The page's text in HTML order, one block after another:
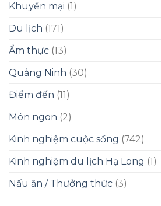
Khuyến mại (1)
Du lịch (171)
Ẩm thực (13)
Quảng Ninh (30)
Điểm đến (11)
Món ngon (2)
Kinh nghiệm cuộc sống (742)
Kinh nghiệm du lịch Hạ Long (1)
Nấu ăn / Thưởng thức (3)